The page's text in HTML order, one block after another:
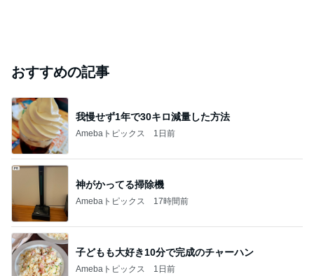
おすすめの記事
我慢せず1年で30キロ減量した方法
Amebaトピックス 1日前
神がかってる掃除機
Amebaトピックス 17時間前
子どもも大好き10分で完成のチャーハン
Amebaトピックス 1日前